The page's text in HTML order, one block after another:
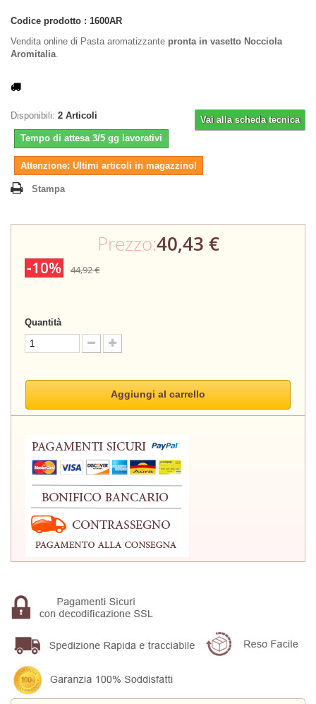
Codice prodotto : 1600AR
Vendita online di Pasta aromatizzante pronta in vasetto Nocciola
Aromitalia.
Vai alla scheda tecnica
Disponibili: 2 Articoli
Tempo di attesa 3/5 gg lavorativi
Attenzione: Ultimi articoli in magazzino!
Stampa
Prezzo:40,43 €
-10% 44,92 €
Quantità
Aggiungi al carrello